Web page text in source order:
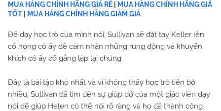
MUA HÀNG CHÍNH HÃNG GIÁ RẺ
MUA HÀNG CHÍNH HÃNG GIÁ
TỐT
MUA HÀNG CHÍNH HÃNG GIẢM GIÁ
Để dạy học trò của mình nói, Sullivan sẽ đặt tay Keller lên
cổ họng cô ấy để cảm nhận những rung động và khuyến
khích cô ấy cố gắng lặp lại chúng.
Đây là bài tập khó nhất và vì không thấy học trò tiến bộ
nhiều, Sullivan đã tìm đến sự giúp đỡ của một giáo viên dạy
nói để giúp Helen có thể nói rõ ràng và họ đã thành công.